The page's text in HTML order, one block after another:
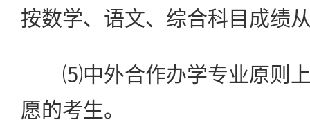
按数学、语文、综合科目成绩
⑸中外合作办学专业原则上
愿的考生。